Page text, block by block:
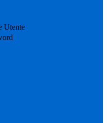
Utente